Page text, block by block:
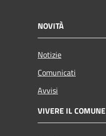
NOVITÀ
Notizie
Comunicati
Avvisi
VIVERE IL COMUNE